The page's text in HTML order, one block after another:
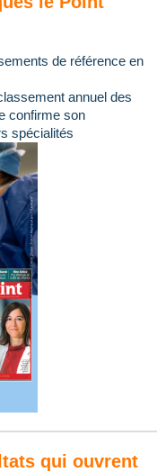
de référence en
annuel des
confirme son
spécialités
qui ouvrent